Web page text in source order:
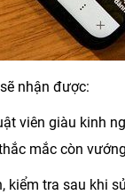
nhận được:
viên giàu kinh
mắc còn
kiểm tra sau khi